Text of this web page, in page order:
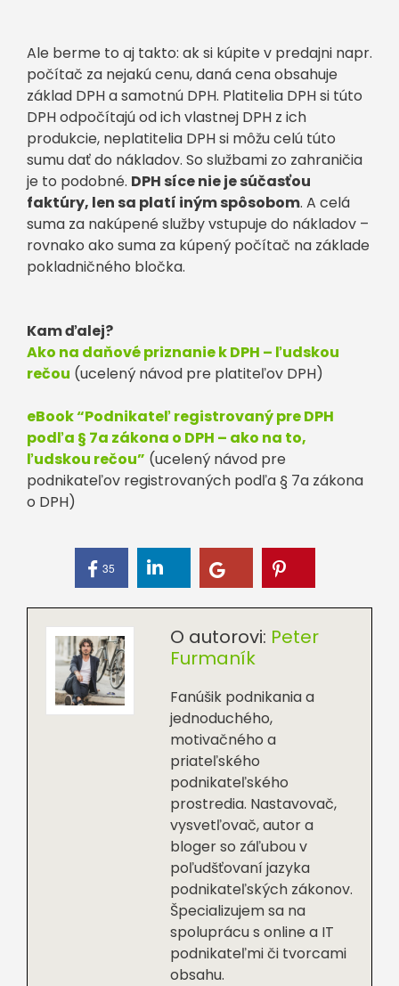
Ale berme to aj takto: ak si kúpite v predajni napr.
počítač za nejakú cenu, daná cena obsahuje
základ DPH a samotnú DPH. Platitelia DPH si túto
DPH odpočítajú od ich vlastnej DPH z ich
produkcie, neplatitelia DPH si môžu celú túto
sumu dať do nákladov. So službami zo zahraničia
je to podobné. DPH síce nie je súčasťou
faktúry, len sa platí iným spôsobom. A celá
suma za nakúpené služby vstupuje do nákladov –
rovnako ako suma za kúpený počítač na základe
pokladničného bločka.
Kam ďalej?
Ako na daňové priznanie k DPH – ľudskou
rečou (ucelený návod pre platiteľov DPH)
eBook “Podnikateľ registrovaný pre DPH
podľa § 7a zákona o DPH – ako na to,
ľudskou rečou” (ucelený návod pre
podnikateľov registrovaných podľa § 7a zákona
o DPH)
35
O autorovi: Peter
Furmaník
Fanúšik podnikania a
jednoduchého,
motivačného a
priateľského
podnikateľského
prostredia. Nastavovač,
vysvetľovač, autor a
bloger so záľubou v
poľudšťovaní jazyka
podnikateľských zákonov.
Špecializujem sa na
spoluprácu s online a IT
podnikateľmi či tvorcami
obsahu.